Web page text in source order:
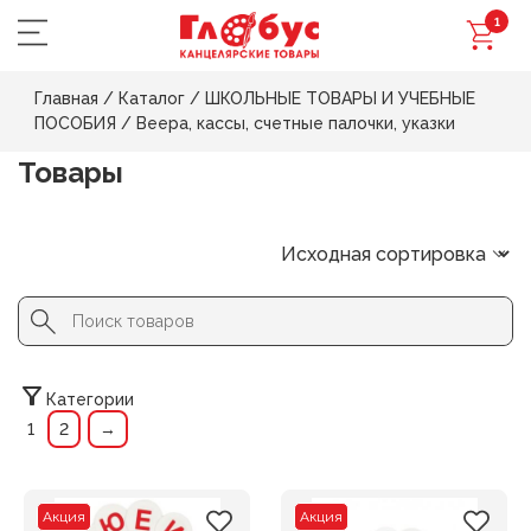
1
Главная / Каталог / ШКОЛЬНЫЕ ТОВАРЫ И УЧЕБНЫЕ
ПОСОБИЯ / Веера, кассы, счетные палочки, указки
Товары
Search
for:
Button
Категории
1
2 →
Акция Акция